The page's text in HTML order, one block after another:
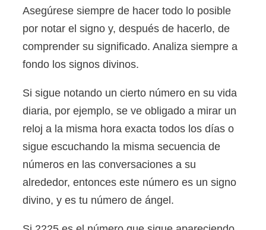
Asegúrese siempre de hacer todo lo posible
por notar el signo y, después de hacerlo, de
comprender su significado. Analiza siempre a
fondo los signos divinos.
Si sigue notando un cierto número en su vida
diaria, por ejemplo, se ve obligado a mirar un
reloj a la misma hora exacta todos los días o
sigue escuchando la misma secuencia de
números en las conversaciones a su
alrededor, entonces este número es un signo
divino, y es tu número de ángel.